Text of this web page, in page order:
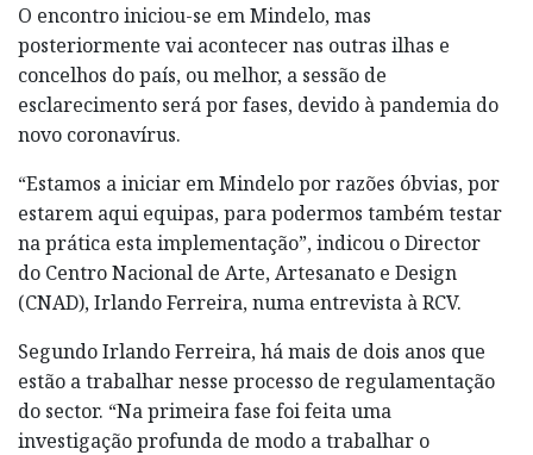
O encontro iniciou-se em Mindelo, mas
posteriormente vai acontecer nas outras ilhas e
concelhos do país, ou melhor, a sessão de
esclarecimento será por fases, devido à pandemia do
novo coronavírus.
“Estamos a iniciar em Mindelo por razões óbvias, por
estarem aqui equipas, para podermos também testar
na prática esta implementação”, indicou o Director
do Centro Nacional de Arte, Artesanato e Design
(CNAD), Irlando Ferreira, numa entrevista à RCV.
Segundo Irlando Ferreira, há mais de dois anos que
estão a trabalhar nesse processo de regulamentação
do sector. “Na primeira fase foi feita uma
investigação profunda de modo a trabalhar o